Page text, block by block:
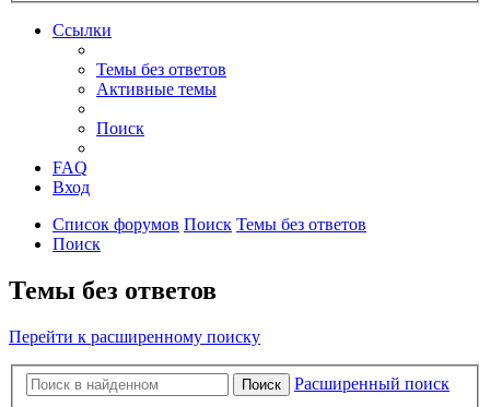
Ссылки
Темы без ответов
Активные темы
Поиск
FAQ
Вход
Список форумов Поиск Темы без ответов
Поиск
Темы без ответов
Перейти к расширенному поиску
Поиск
Расширенный поиск